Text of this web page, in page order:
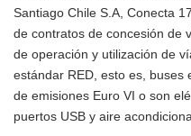
Santiago Chile S.A, Conecta
de contratos de concesión de
de operación y utilización de
estándar RED, esto es, buses
de emisiones Euro VI o son
puertos USB y aire